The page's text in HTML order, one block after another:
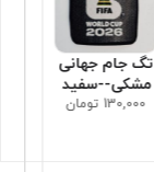
تگ جام جهانی
مشکی--سفید
130,000 تومان